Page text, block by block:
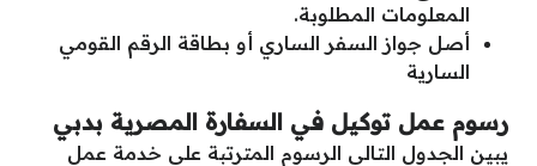
المعلومات المطلوبة.
أصل جواز السفر الساري أو بطاقة الرقم القومي
السارية
رسوم عمل توكيل في السفارة المصرية بدبي
يبين الجدول التالي الرسوم المترتبة على خدمة عمل